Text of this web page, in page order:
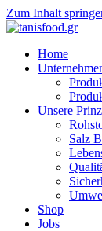
Zum Inhalt
Home
Unsere
Salz
Shop
Jobs